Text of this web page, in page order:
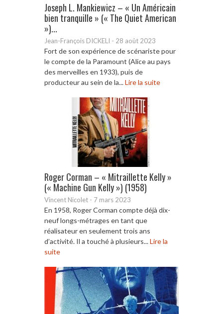
Joseph L. Mankiewicz – « Un Américain
bien tranquille » (« The Quiet American
»)...
Jean-François DICKELI - 28 août 2023
Fort de son expérience de scénariste pour
le compte de la Paramount (Alice au pays
des merveilles en 1933), puis de
producteur au sein de la...Lire la suite
Roger Corman – « Mitraillette Kelly »
(« Machine Gun Kelly ») (1958)
Vincent Nicolet - 7 mars 2023
En 1958, Roger Corman compte déjà dix-
neuf longs-métrages en tant que
réalisateur en seulement trois ans
d’activité. Il a touché à plusieurs...Lire la
suite